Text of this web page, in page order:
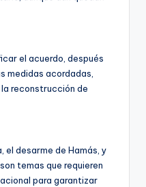
el acuerdo, después
medidas acordadas,
reconstrucción de
el desarme de Hamás, y
temas que requieren
para garantizar